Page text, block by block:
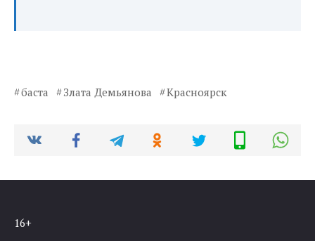
баста Злата Демьянова Красноярск
16+